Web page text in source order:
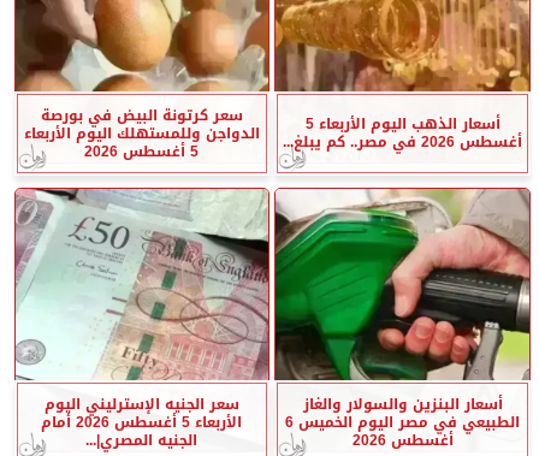
أسعار الذهب اليوم الأربعاء 5
أغسطس 2026 في مصر.. كم يبلغ...
سعر كرتونة البيض في بورصة
الدواجن وللمستهلك اليوم الأربعاء
5 أغسطس 2026
أسعار البنزين والسولار والغاز
الطبيعي في مصر اليوم الخميس 6
أغسطس 2026
سعر الجنيه الإسترليني اليوم
الأربعاء 5 أغسطس 2026 أمام
الجنيه المصري|...